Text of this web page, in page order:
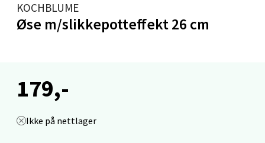
KOCHBLUME
Øse m/slikkepotteffekt 26 cm
179,-
Ikke på nettlager
Levanger - Magneten
Moafjæra 14, 7606 Levanger
Åpent i dag 10-18